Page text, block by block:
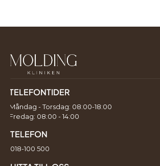
TELEFONTIDER
Måndag - Torsdag: 08:00-18:00
Fredag: 08:00 - 14:00
TELEFON
018-100 500